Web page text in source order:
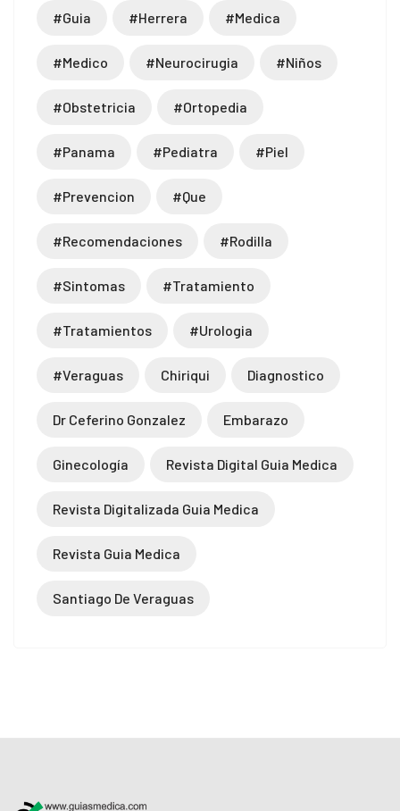
#guia #herrera #medica
#medico #neurocirugia #niños
#obstetricia #ortopedia
#panama #pediatra #piel
#prevencion #que
#recomendaciones #rodilla
#sintomas #tratamiento
#tratamientos #urologia
#veraguas Chiriqui Diagnostico
Dr Ceferino Gonzalez Embarazo
Ginecología Revista Digital Guia Medica
Revista Digitalizada Guia Medica
Revista Guia Medica
Santiago De Veraguas